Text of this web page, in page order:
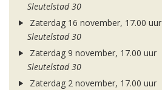
Sleutelstad 30
Zaterdag 16 november, 17.00 uur
Sleutelstad 30
Zaterdag 9 november, 17.00 uur
Sleutelstad 30
Zaterdag 2 november, 17.00 uur